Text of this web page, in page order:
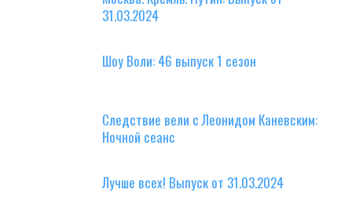
31.03.2024
Шоу Воли: 46 выпуск 1 сезон
Следствие вели с Леонидом Каневским:
Ночной сеанс
Лучше всех! Выпуск от 31.03.2024